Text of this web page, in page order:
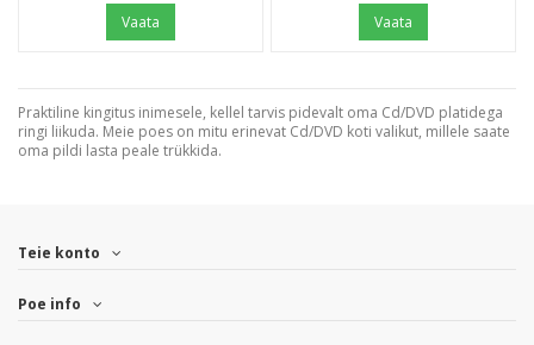
Vaata Vaata
Praktiline kingitus inimesele, kellel tarvis pidevalt oma Cd/DVD platidega
ringi liikuda. Meie poes on mitu erinevat Cd/DVD koti valikut, millele saate
oma pildi lasta peale trükkida.
Teie konto
Poe info